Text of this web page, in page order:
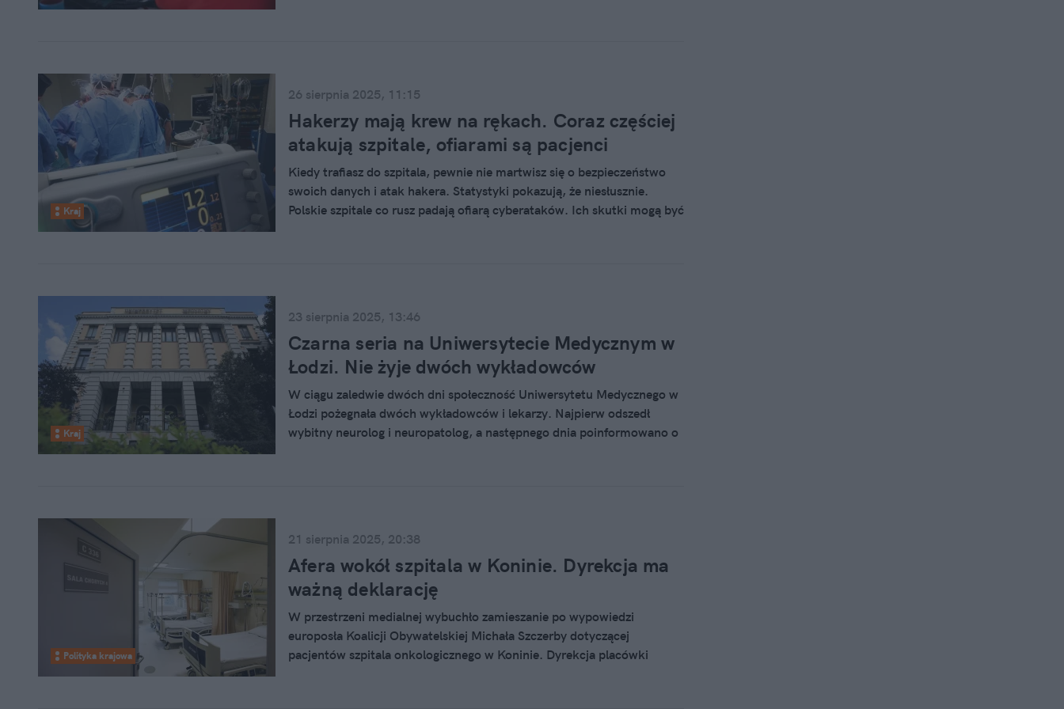
Kraj
26 sierpnia 2025, 11:15
Hakerzy mają krew na rękach. Coraz częściej
atakują szpitale, ofiarami są pacjenci
Kiedy trafiasz do szpitala, pewnie nie martwisz się o bezpieczeństwo
swoich danych i atak hakera. Statystyki pokazują, że niesłusznie.
Polskie szpitale co rusz padają ofiarą cyberataków. Ich skutki mogą być
Kraj
23 sierpnia 2025, 13:46
Czarna seria na Uniwersytecie Medycznym w
Łodzi. Nie żyje dwóch wykładowców
W ciągu zaledwie dwóch dni społeczność Uniwersytetu Medycznego w
Łodzi pożegnała dwóch wykładowców i lekarzy. Najpierw odszedł
wybitny neurolog i neuropatolog, a następnego dnia poinformowano o
Polityka krajowa
21 sierpnia 2025, 20:38
Afera wokół szpitala w Koninie. Dyrekcja ma
ważną deklarację
W przestrzeni medialnej wybuchło zamieszanie po wypowiedzi
europosła Koalicji Obywatelskiej Michała Szczerby dotyczącej
pacjentów szpitala onkologicznego w Koninie. Dyrekcja placówki